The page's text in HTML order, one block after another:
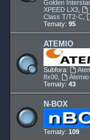
Golden
XPEED LX3
Class T/T2-C
Tematy: 95
ATEMIO
Subfora:
8x00
Tematy: 43
N-BOX
Tematy: 109